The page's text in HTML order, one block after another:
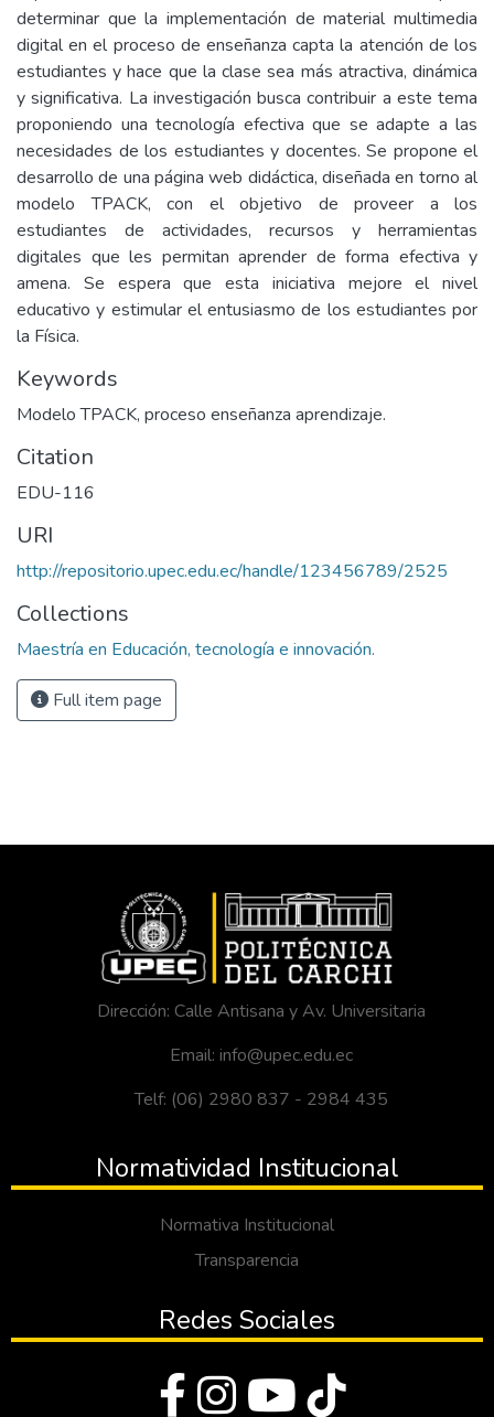
determinar que la implementación de material multimedia
digital en el proceso de enseñanza capta la atención de los
estudiantes y hace que la clase sea más atractiva, dinámica
y significativa. La investigación busca contribuir a este tema
proponiendo una tecnología efectiva que se adapte a las
necesidades de los estudiantes y docentes. Se propone el
desarrollo de una página web didáctica, diseñada en torno al
modelo TPACK, con el objetivo de proveer a los
estudiantes de actividades, recursos y herramientas
digitales que les permitan aprender de forma efectiva y
amena. Se espera que esta iniciativa mejore el nivel
educativo y estimular el entusiasmo de los estudiantes por
la Física.
Keywords
Modelo TPACK, proceso enseñanza aprendizaje.
Citation
EDU-116
URI
http://repositorio.upec.edu.ec/handle/123456789/2525
Collections
Maestría en Educación, tecnología e innovación.
Full item page
Dirección: Calle Antisana y Av. Universitaria
Email: info@upec.edu.ec
Telf: (06) 2980 837 - 2984 435
Normatividad Institucional
Normativa Institucional
Transparencia
Redes Sociales